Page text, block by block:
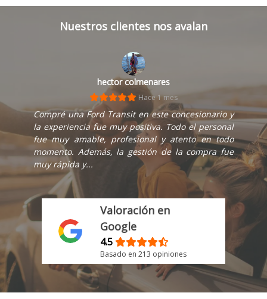
Nuestros clientes nos avalan
hector colmenares
Hace 1 mes
Compré una Ford Transit en este concesionario y
la experiencia fue muy positiva. Todo el personal
fue muy amable, profesional y atento en todo
momento. Además, la gestión de la compra fue
muy rápida y...
Valoración en
Google
4.5
Basado en 213 opiniones